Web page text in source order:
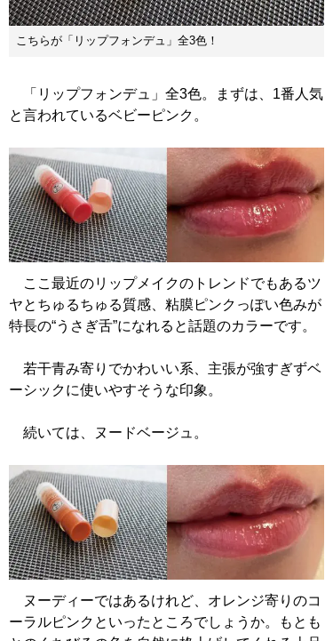
こちらが「リップフォンデュ」全3色！
「リップフォンデュ」全3色。まずは、1番人気
と言われているベビーピンク。
ここ最近のリップメイクのトレンドでもあるツ
ヤとちゅるちゅる質感、粘膜ピンクっぽい色みが
特長の“うさぎ舌”になれると話題のカラーです。
若干青み寄りでかわいい系、主張が強すぎずベ
ーシックに使いやすそうな印象。
続いては、ヌードベージュ。
ヌーディーではあるけれど、オレンジ寄りのコ
ーラルピンクといったところでしょうか。もとも